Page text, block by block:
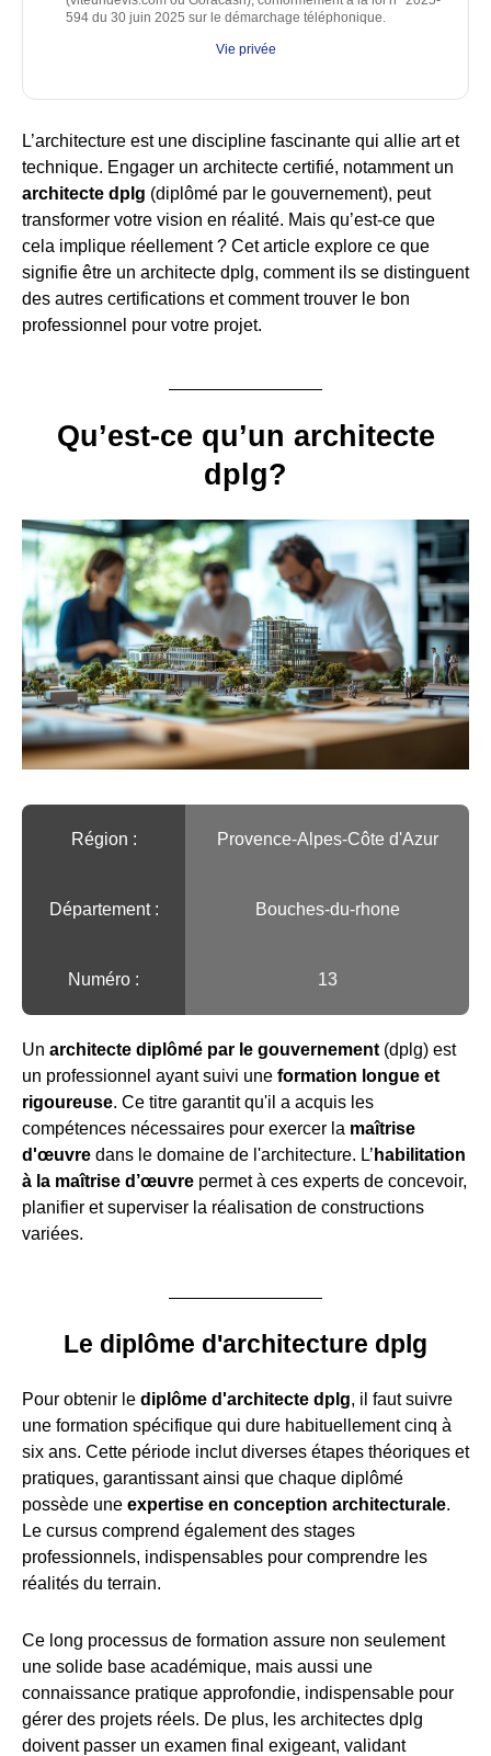
594 du 30 juin 2025 sur le démarchage téléphonique.
Vie privée
L’architecture est une discipline fascinante qui allie art et
technique. Engager un architecte certifié, notamment un
architecte dplg (diplômé par le gouvernement), peut
transformer votre vision en réalité. Mais qu’est-ce que
cela implique réellement ? Cet article explore ce que
signifie être un architecte dplg, comment ils se distinguent
des autres certifications et comment trouver le bon
professionnel pour votre projet.
Qu’est-ce qu’un architecte
dplg?
Région :️ Provence-Alpes-Côte d'Azur
Département : Bouches-du-rhone
Numéro : 13
Un architecte diplômé par le gouvernement (dplg) est
un professionnel ayant suivi une formation longue et
rigoureuse. Ce titre garantit qu'il a acquis les
compétences nécessaires pour exercer la maîtrise
d'œuvre dans le domaine de l'architecture. L’ habilitation
à la maîtrise d’œuvre permet à ces experts de concevoir,
planifier et superviser la réalisation de constructions
variées.
Le diplôme d'architecture dplg
Pour obtenir le diplôme d'architecte dplg, il faut suivre
une formation spécifique qui dure habituellement cinq à
six ans. Cette période inclut diverses étapes théoriques et
pratiques, garantissant ainsi que chaque diplômé
possède une expertise en conception architecturale.
Le cursus comprend également des stages
professionnels, indispensables pour comprendre les
réalités du terrain.
Ce long processus de formation assure non seulement
une solide base académique, mais aussi une
connaissance pratique approfondie, indispensable pour
gérer des projets réels. De plus, les architectes dplg
doivent passer un examen final exigeant, validant